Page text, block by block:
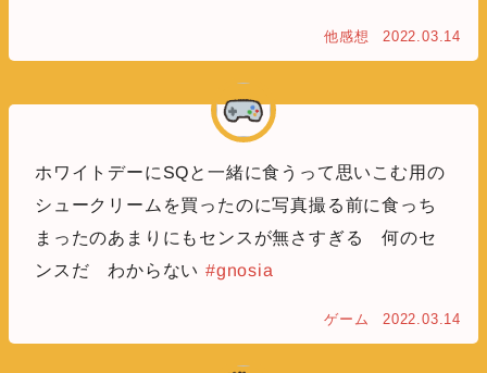
他感想 2022.03.14
ホワイトデーにSQと一緒に食うって思いこむ用の
シュークリームを買ったのに写真撮る前に食っち
まったのあまりにもセンスが無さすぎる 何のセ
ンスだ わからない #gnosia
ゲーム 2022.03.14